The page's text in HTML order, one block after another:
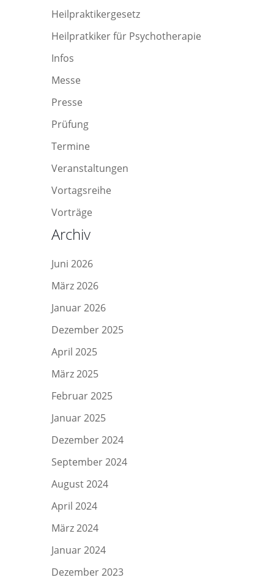
Heilpraktikergesetz
Heilpratkiker für Psychotherapie
Infos
Messe
Presse
Prüfung
Termine
Veranstaltungen
Vortagsreihe
Vorträge
Archiv
Juni 2026
März 2026
Januar 2026
Dezember 2025
April 2025
März 2025
Februar 2025
Januar 2025
Dezember 2024
September 2024
August 2024
April 2024
März 2024
Januar 2024
Dezember 2023